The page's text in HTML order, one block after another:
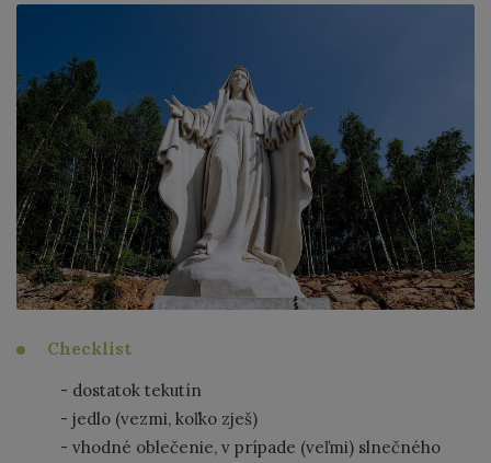
Checklist
- dostatok tekutín
- jedlo (vezmi, koľko zješ)
- vhodné oblečenie, v prípade (veľmi) slnečného